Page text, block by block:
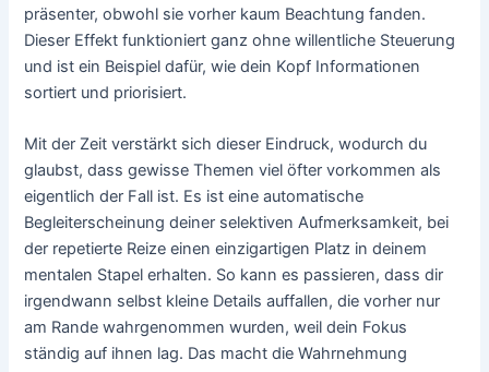
präsenter, obwohl sie vorher kaum Beachtung fanden.
Dieser Effekt funktioniert ganz ohne willentliche Steuerung
und ist ein Beispiel dafür, wie dein Kopf Informationen
sortiert und priorisiert.
Mit der Zeit verstärkt sich dieser Eindruck, wodurch du
glaubst, dass gewisse Themen viel öfter vorkommen als
eigentlich der Fall ist. Es ist eine automatische
Begleiterscheinung deiner selektiven Aufmerksamkeit, bei
der repetierte Reize einen einzigartigen Platz in deinem
mentalen Stapel erhalten. So kann es passieren, dass dir
irgendwann selbst kleine Details auffallen, die vorher nur
am Rande wahrgenommen wurden, weil dein Fokus
ständig auf ihnen lag. Das macht die Wahrnehmung